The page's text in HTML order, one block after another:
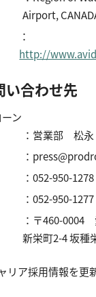
Airport,
：
http://
合わせ先
ン
：営業部 松永
：
：052-950-1278
：052-950-1277
：〒460-0004
新栄町2-4 坂種
リア採用情報を更